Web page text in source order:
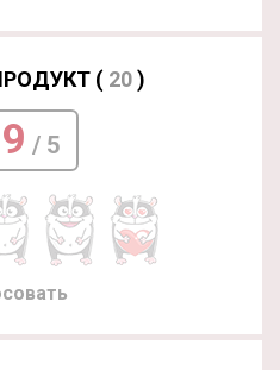
( 20)
/ 5